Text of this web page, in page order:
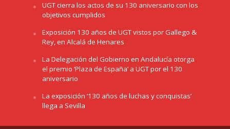
UGT cierra los actos de su 130 aniversario con los
objetivos cumplidos
Exposición 130 años de UGT vistos por Gallego &
Rey, en Alcalá de Henares
La Delegación del Gobierno en Andalucía otorga
el premio ‘Plaza de España’ a UGT por el 130
aniversario
La exposición ‘130 años de luchas y conquistas’
llega a Sevilla